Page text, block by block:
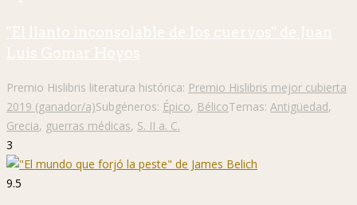
"El llanto inconsolable de los cuervos" de Juan
Luis Gomar Hoyos
Premio Hislibris literatura histórica: Premio Hislibris mejor cubierta
2019 (ganador/a)Subgéneros: Épico, BélicoTemas: Antigüedad,
Grecia, guerras médicas, S. II a. C.
3
9.5